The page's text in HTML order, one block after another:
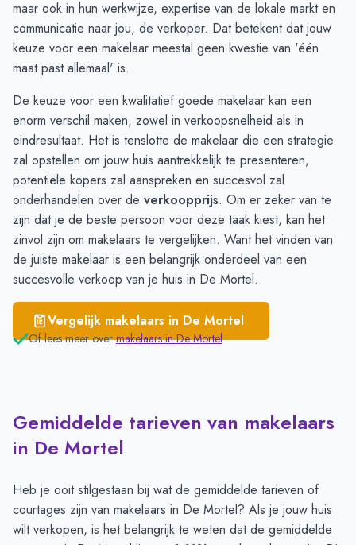
Beek en Donk
€ 4.016
De Mortel
€ 3.750
maar ook in hun werkwijze, expertise van de lokale markt en
communicatie naar jou, de verkoper. Dat betekent dat jouw
keuze voor een makelaar meestal geen kwestie van 'één
maat past allemaal' is.
De keuze voor een kwalitatief goede makelaar kan een
enorm verschil maken, zowel in verkoopsnelheid als in
eindresultaat. Het is tenslotte de makelaar die een strategie
zal opstellen om jouw huis aantrekkelijk te presenteren,
potentiële kopers zal aanspreken en succesvol zal
onderhandelen over de verkoopprijs. Om er zeker van te
zijn dat je de beste persoon voor deze taak kiest, kan het
zinvol zijn om makelaars te vergelijken. Want het vinden van
de juiste makelaar is een belangrijk onderdeel van een
succesvolle verkoop van je huis in De Mortel.
Vergelijk makelaars in De Mortel
Of lees meer over makelaars inDe Mortel
Gemiddelde tarieven van makelaars
in De Mortel
Heb je ooit stilgestaan bij wat de gemiddelde tarieven of
courtages zijn van makelaars in De Mortel? Als je jouw huis
wilt verkopen, is het belangrijk te weten dat de gemiddelde